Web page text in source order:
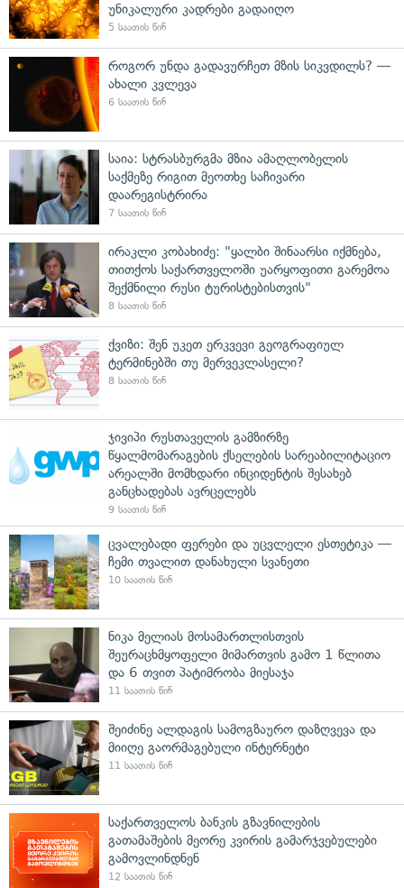
უნიკალური კადრები გადაიღო
5 საათის წინ
როგორ უნდა გადავურჩეთ მზის სიკვდილს? —
ახალი კვლევა
6 საათის წინ
საია: სტრასბურგმა მზია ამაღლობელის
საქმეზე რიგით მეოთხე საჩივარი
დაარეგისტრირა
7 საათის წინ
ირაკლი კობახიძე: "ყალბი შინაარსი იქმნება,
თითქოს საქართველოში უარყოფითი გარემოა
შექმნილი რუსი ტურისტებისთვის"
8 საათის წინ
ქვიზი: შენ უკეთ ერკვევი გეოგრაფიულ
ტერმინებში თუ მერვეკლასელი?
8 საათის წინ
ჯივიპი რუსთაველის გამზირზე
წყალმომარაგების ქსელების სარეაბილიტაციო
არეალში მომხდარი ინციდენტის შესახებ
განცხადებას ავრცელებს
9 საათის წინ
ცვალებადი ფერები და უცვლელი ესთეტიკა —
ჩემი თვალით დანახული სვანეთი
10 საათის წინ
ნიკა მელიას მოსამართლისთვის
შეურაცხმყოფელი მიმართვის გამო 1 წლითა
და 6 თვით პატიმრობა მიესაჯა
11 საათის წინ
შეიძინე ალდაგის სამოგზაურო დაზღვევა და
მიიღე გაორმაგებული ინტერნეტი
11 საათის წინ
საქართველოს ბანკის გზავნილების
გათამაშების მეორე კვირის გამარჯვებულები
გამოვლინდნენ
12 საათის წინ